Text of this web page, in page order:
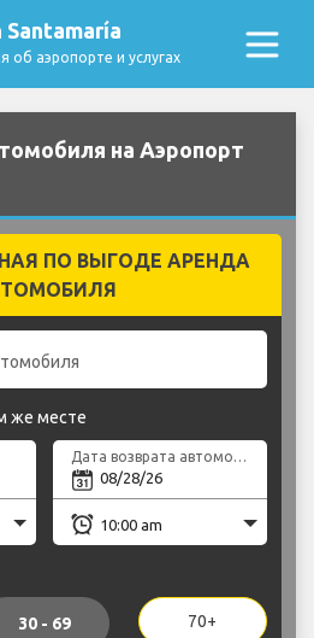
об аэропорте и услугах
на Аэропорт
ПО ВЫГОДЕ АРЕНДА
же месте
Дата возврата автомобиля
30 - 69 70+